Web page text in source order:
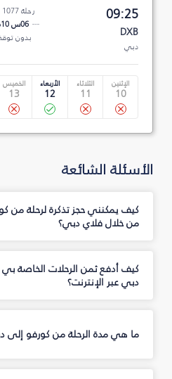
09:25
DXB
دبي
رحلة FZ 1077
06س 10د
بدون
الإثنين
10
الثلاثاء
11
الأربعاء
12
الخميس
13
الأسئلة الشائعة
كيف يمكنني حجز تذكرة لرحلة من
من خلال فلاي دبي؟
كيف أدفع ثمن الرحلات الخاصة
دبي عبر الإنترنت؟
ما هي مدة الرحلة من كورفو إلى